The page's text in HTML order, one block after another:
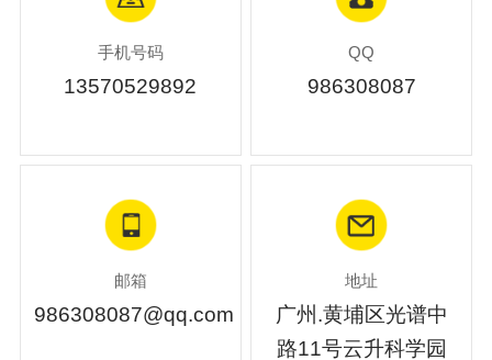
手机号码
13570529892
QQ
986308087
邮箱
986308087@qq.com
地址
广州.黄埔区光谱中
路11号云升科学园